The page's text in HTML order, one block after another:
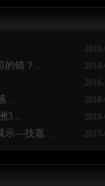
的错？...
...
3...
示—技嘉...